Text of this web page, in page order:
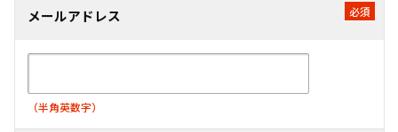
メールアドレス
（半角英数字）